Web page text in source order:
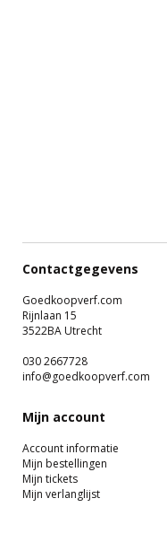
Contactgegevens
Goedkoopverf.com
Rijnlaan 15
3522BA Utrecht
030 2667728
info@goedkoopverf.com
Mijn account
Account informatie
Mijn bestellingen
Mijn tickets
Mijn verlanglijst